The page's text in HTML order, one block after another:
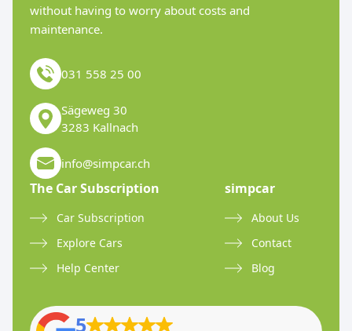
without having to worry about costs and
maintenance.
031 558 25 00
Sägeweg 30
3283 Kallnach
info@simpcar.ch
The Car Subscription
Car Subscription
Explore Cars
Help Center
simpcar
About Us
Contact
Blog
5